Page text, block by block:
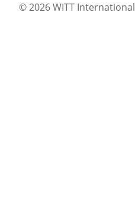
© 2026 WITT International